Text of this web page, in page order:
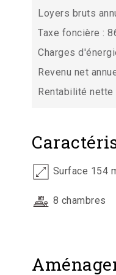
Loyers bruts
Taxe foncière :
Charges
Revenu net
Rentabilité nette
Surface 154
8 chambres